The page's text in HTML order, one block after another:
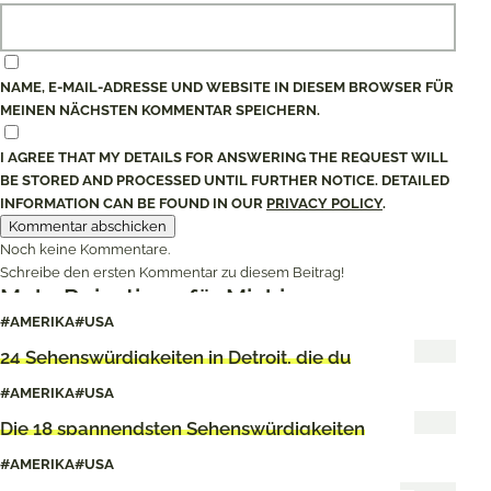
NAME, E-MAIL-ADRESSE UND WEBSITE IN DIESEM BROWSER FÜR
MEINEN NÄCHSTEN KOMMENTAR SPEICHERN.
I AGREE THAT MY DETAILS FOR ANSWERING THE REQUEST WILL
BE STORED AND PROCESSED UNTIL FURTHER NOTICE. DETAILED
INFORMATION CAN BE FOUND IN OUR PRIVACY POLICY.
Noch keine Kommentare.
Schreibe den ersten Kommentar zu diesem Beitrag!
Mehr Reisetipps für Michigan
#AMERIKA#USA
24 Sehenswürdigkeiten in Detroit, die du
#AMERIKA#USA
Die 18 spannendsten Sehenswürdigkeiten
#AMERIKA#USA